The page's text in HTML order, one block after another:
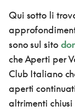
Qui sotto li
sono sul sito
che Aperti per
Club Italiano
aperti
altrimenti